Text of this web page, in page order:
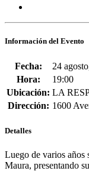
Información del Evento
Fecha:
24
Hora:
19:00
Ubicación: LA
Dirección: 1600
Detalles
Luego de varios años
Maura, presentando